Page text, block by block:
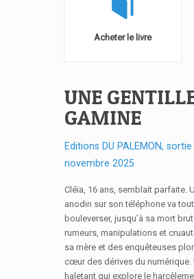
Acheter le livre
UNE
GAMINE
Editions DU PALEMON,
novembre 2025
Cléïa, 16 ans, semblait parfaite.
anodin sur son téléphone va tout
bouleverser, jusqu’à sa mort
rumeurs, manipulations et
sa mère et des enquêteuses
cœur des dérives du numérique.
haletant qui explore le